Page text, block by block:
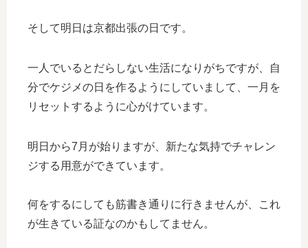
そして明日は京都出張の日です。
一人でいるとだらしない生活になりがちですが、自
分でケジメの日を作るようにしていまして、一月を
リセットするように心がけています。
明日から7月が始りますが、新たな気持でチャレン
ジする用意ができています。
何をするにしても筋書き通りに行きませんが、これ
が生きている証なのかもしてません。